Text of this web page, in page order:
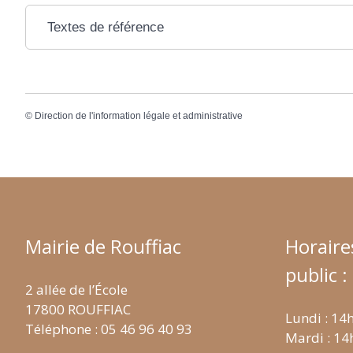
Textes de référence
© Direction de l'information légale et administrative
Mairie de Rouffiac
2 allée de l’École
17800 ROUFFIAC
Téléphone : 05 46 96 40 93
public :
Lundi :
Mardi :